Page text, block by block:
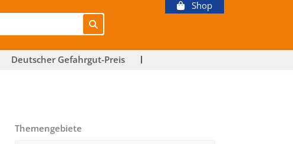
Shop
Deutscher Gefahrgut-Preis
Themengebiete